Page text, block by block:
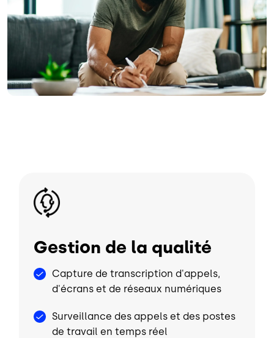
Image
Gestion de la qualité
Capture de transcription d'appels,
d'écrans et de réseaux numériques
Surveillance des appels et des postes
de travail en temps réel